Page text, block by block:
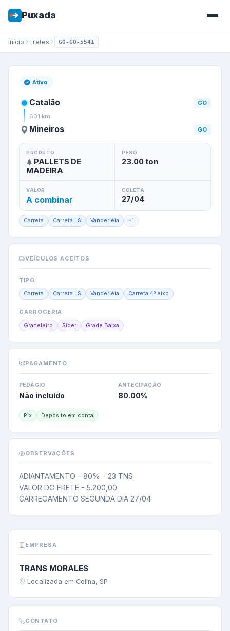
Puxada
Início Fretes GO-GO-5541
Frete de
Ativo
Catalão
GO
601 km
Mineiros GO
PRODUTO
PALLETS DE
MADEIRA
PESO
23.00ton
VALOR
A combinar
COLETA
27/04
Carreta Carreta LS Vanderléia +1
VEÍCULOS ACEITOS
TIPO
Carreta Carreta LS Vanderléia Carreta 4º eixo
CARROCERIA
Graneleiro Sider Grade Baixa
PAGAMENTO
PEDÁGIO
Não incluído
ANTECIPAÇÃO
80.00%
Pix Depósito em conta
OBSERVAÇÕES
ADIANTAMENTO - 80% - 23 TNS
VALOR DO FRETE - 5.200,00
CARREGAMENTO SEGUNDA DIA 27/04
EMPRESA
TRANS MORALES
Localizada em Colina, SP
CONTATO